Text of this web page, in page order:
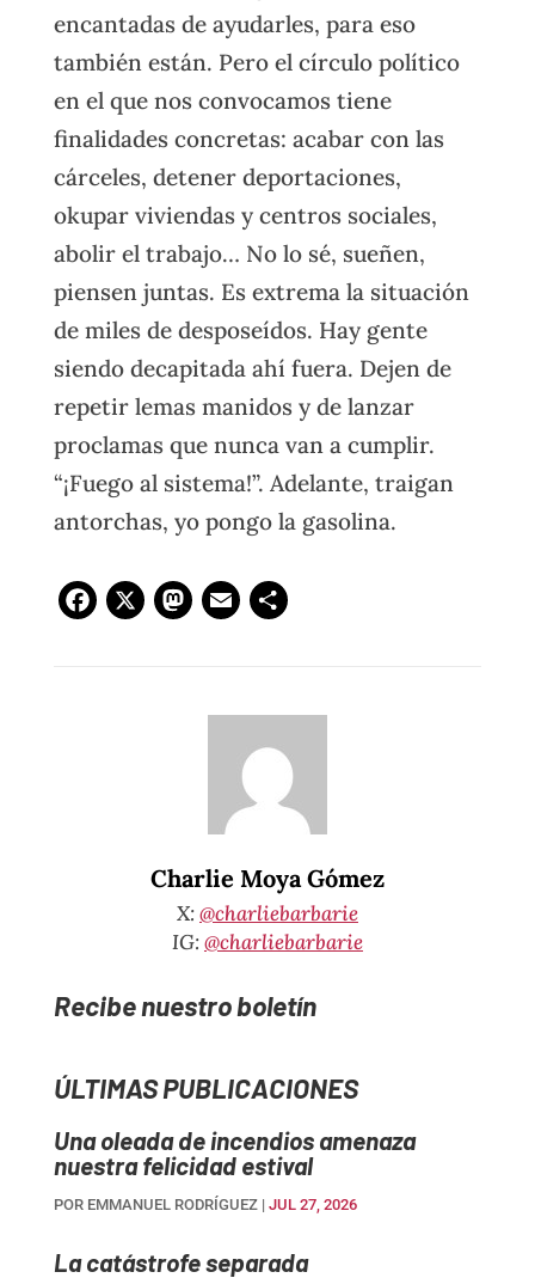
encantadas de ayudarles, para eso
también están. Pero el círculo político
en el que nos convocamos tiene
finalidades concretas: acabar con las
cárceles, detener deportaciones,
okupar viviendas y centros sociales,
abolir el trabajo… No lo sé, sueñen,
piensen juntas. Es extrema la situación
de miles de desposeídos. Hay gente
siendo decapitada ahí fuera. Dejen de
repetir lemas manidos y de lanzar
proclamas que nunca van a cumplir.
“¡Fuego al sistema!”. Adelante, traigan
antorchas, yo pongo la gasolina.
Facebook
X Mastodon
Email
Charlie Moya Gómez
X:@charliebarbarie
IG:@charliebarbarie
Recibe nuestro boletín
ÚLTIMAS PUBLICACIONES
Una oleada de incendios amenaza
nuestra felicidad estival
POR EMMANUEL RODRÍGUEZ| JUL 27, 2026
La catástrofe separada